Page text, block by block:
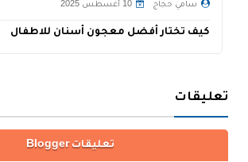
سامي حجاج 10 أغسطس 2025
كيف تختار أفضل معجون أسنان للاطفال
تعليقات
تعليقات Blogger